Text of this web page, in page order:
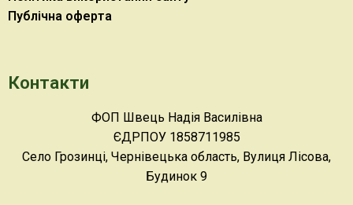
Публічна оферта
Контакти
ФОП Швець Надія Василівна
ЄДРПОУ 1858711985
Село Грозинці, Чернівецька область, Вулиця Лісова,
Будинок 9